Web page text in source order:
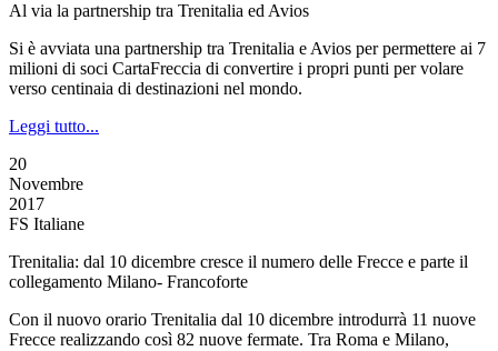
Al via la partnership tra Trenitalia ed Avios
Si è avviata una partnership tra Trenitalia e Avios per permettere ai 7
milioni di soci CartaFreccia di convertire i propri punti per volare
verso centinaia di destinazioni nel mondo.
Leggi tutto...
20
Novembre
2017
FS Italiane
Trenitalia: dal 10 dicembre cresce il numero delle Frecce e parte il
collegamento Milano- Francoforte
Con il nuovo orario Trenitalia dal 10 dicembre introdurrà 11 nuove
Frecce realizzando così 82 nuove fermate. Tra Roma e Milano,